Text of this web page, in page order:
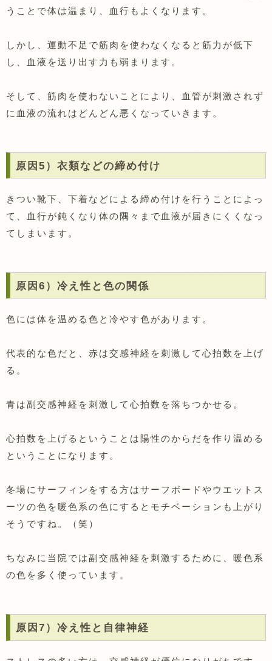
うことで体は温まり、血行もよくなります。
しかし、運動不足で筋肉を使わなくなると筋力が低下
し、血液を送り出す力も弱まります。
そして、筋肉を使わないことにより、血管が刺激されず
に血液の流れはどんどん悪くなっていきます。
原因5）衣類などの締め付け
きつい靴下、下着などによる締め付けを行うことによっ
て、血行が鈍くなり体の隅々まで血液が届きにくくなっ
てしまいます。
原因6）冷え性と色の関係
色には体を温める色と冷やす色があります。
代表的な色だと、赤は交感神経を刺激して心拍数を上げ
る。
青は副交感神経を刺激して心拍数を落ちつかせる。
心拍数を上げるということは陽性のからだを作り温める
ということになります。
冬場にサーフィンをする方はサーフボードやウエットス
ーツの色を暖色系の色にするとモチベーションも上がり
そうですね。（笑）
ちなみに当院では副交感神経を刺激するために、暖色系
の色を多く使っています。
原因7）冷え性と自律神経